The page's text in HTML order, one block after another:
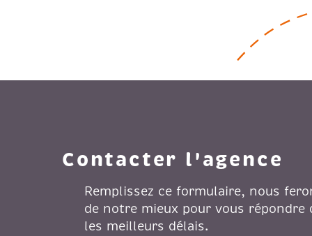
Contacter l'agence
Remplissez ce formulaire, nous
de notre mieux pour vous répondre
les meilleurs délais.